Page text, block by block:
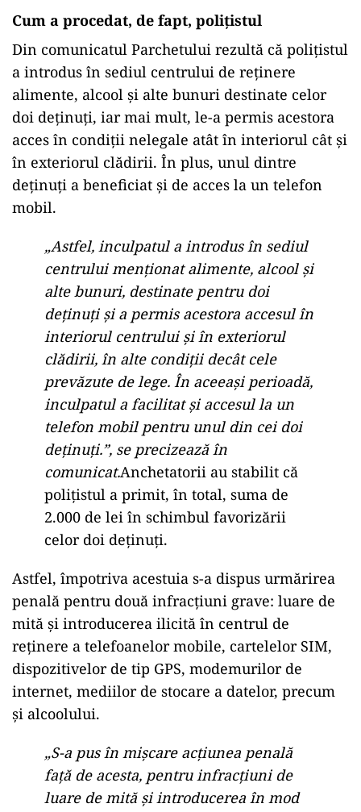
Cum a procedat, de fapt, polițistul
Din comunicatul Parchetului rezultă că polițistul
a introdus în sediul centrului de reținere
alimente, alcool și alte bunuri destinate celor
doi deținuți, iar mai mult, le-a permis acestora
acces în condiții nelegale atât în interiorul cât și
în exteriorul clădirii. În plus, unul dintre
deținuți a beneficiat și de acces la un telefon
mobil.
„Astfel, inculpatul a introdus în sediul
centrului menţionat alimente, alcool şi
alte bunuri, destinate pentru doi
deţinuţi şi a permis acestora accesul în
interiorul centrului şi în exteriorul
clădirii, în alte condiţii decât cele
prevăzute de lege. În aceeaşi perioadă,
inculpatul a facilitat şi accesul la un
telefon mobil pentru unul din cei doi
deţinuţi.”, se precizează în
comunicat.Anchetatorii au stabilit că
polițistul a primit, în total, suma de
2.000 de lei în schimbul favorizării
celor doi deținuți.
Astfel, împotriva acestuia s-a dispus urmărirea
penală pentru două infracțiuni grave: luare de
mită și introducerea ilicită în centrul de
reținere a telefoanelor mobile, cartelelor SIM,
dispozitivelor de tip GPS, modemurilor de
internet, mediilor de stocare a datelor, precum
și alcoolului.
„S-a pus în mişcare acţiunea penală
faţă de acesta, pentru infracţiuni de
luare de mită şi introducerea în mod